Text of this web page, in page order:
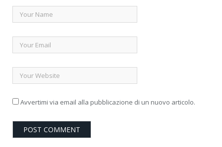
Avvertimi via email alla pubblicazione di un nuovo articolo.